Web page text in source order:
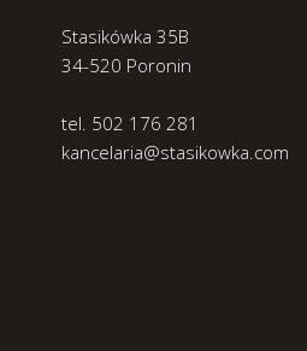
Stasikówka 35B
34-520 Poronin
tel. 502 176 281
kancelaria@stasikowka.com